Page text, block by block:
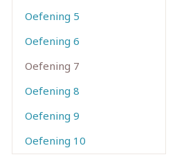
Oefening 5
Oefening 6
Oefening 7
Oefening 8
Oefening 9
Oefening 10